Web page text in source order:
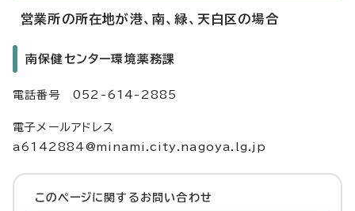
営業所の所在地が港、南、緑、天白区の場合
南保健センター環境薬務課
電話番号 052-614-2885
電子メールアドレス
a6142884@minami.city.nagoya.lg.jp
このページに関する お問い合わせ